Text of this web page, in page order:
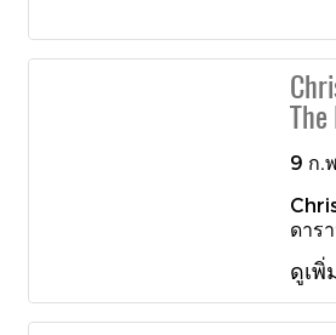
หน้า
เพิ่ม
กลไ
เวลา
ต่อเ
เสีย
อาศั
อาก
ควา
ฆ้อง
แม่น
เสีย
ควา
ล้ำค่
เที่ย
ประ
The
9 ก.
ดาร
ออส
ฮ็อต
ขวัญ
การั
ดูเพิ่